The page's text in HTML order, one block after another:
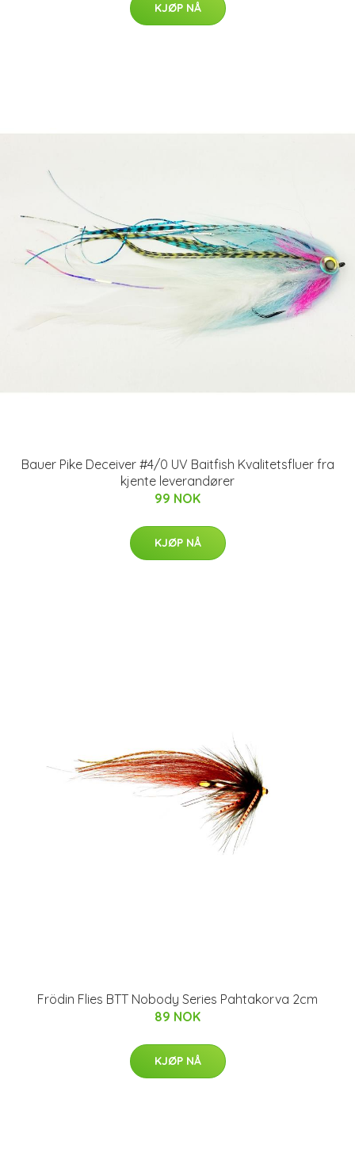
KJØP NÅ
Bauer Pike Deceiver #4/0 UV Baitfish Kvalitetsfluer fra
kjente leverandører
99 NOK
KJØP NÅ
Frödin Flies BTT Nobody Series Pahtakorva 2cm
89 NOK
KJØP NÅ